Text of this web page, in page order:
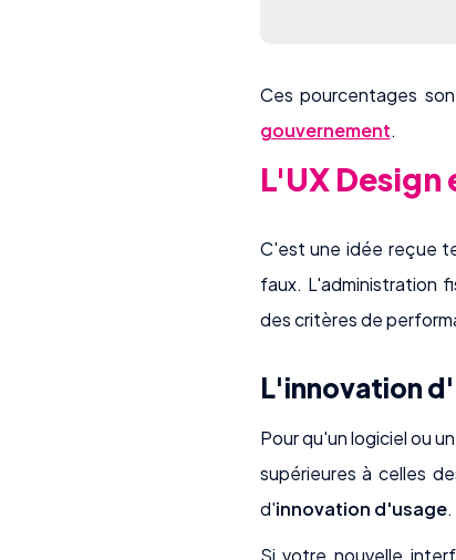
Ces pourcentages
gouvernement.
L'UX
C'est une idée reçue
faux. L'administration
des critères de
L'innovation
Pour qu'un logiciel ou
supérieures à celles
d'innovation d'usage.
Si votre nouvelle